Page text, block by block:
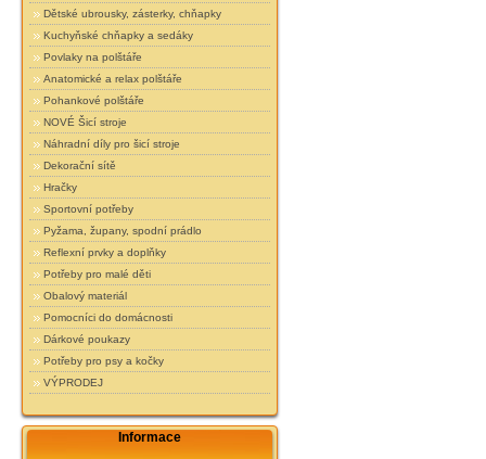
Dětské ubrousky, zásterky, chňapky
Kuchyňské chňapky a sedáky
Povlaky na polštáře
Anatomické a relax polštáře
Pohankové polštáře
NOVÉ Šicí stroje
Náhradní díly pro šicí stroje
Dekorační sítě
Hračky
Sportovní potřeby
Pyžama, župany, spodní prádlo
Reflexní prvky a doplňky
Potřeby pro malé děti
Obalový materiál
Pomocníci do domácnosti
Dárkové poukazy
Potřeby pro psy a kočky
VÝPRODEJ
Informace